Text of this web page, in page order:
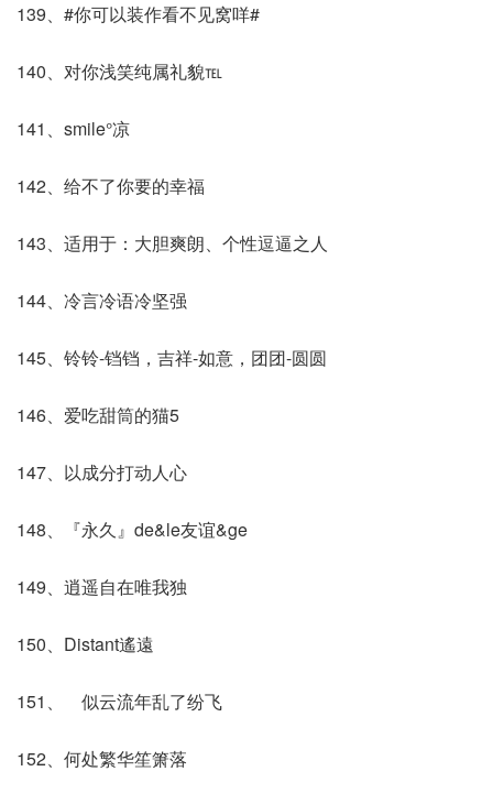
139、#你可以装作看不见窝咩#
140、对你浅笑纯属礼貌℡
141、smile°凉
142、给不了你要的幸福
143、适用于：大胆爽朗、个性逗逼之人
144、冷言冷语冷坚强
145、铃铃-铛铛，吉祥-如意，团团-圆圆
146、爱吃甜筒的猫5
147、以成分打动人心
148、『永久』de&le友谊&ge
149、逍遥自在唯我独
150、Distant遙遠
151、ゝ似云流年乱了纷飞
152、何处繁华笙箫落